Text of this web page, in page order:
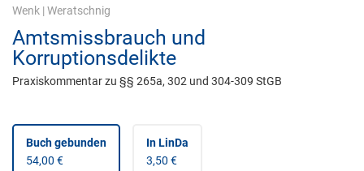
Wenk | Weratschnig
Amtsmissbrauch und
Korruptionsdelikte
Praxiskommentar zu §§ 265a, 302 und 304-309 StGB
Buch gebunden
54,00 €
In LinDa
3,50 €